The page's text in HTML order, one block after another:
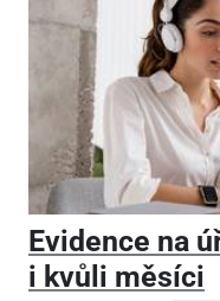
Evidence na
i kvůli měsíci